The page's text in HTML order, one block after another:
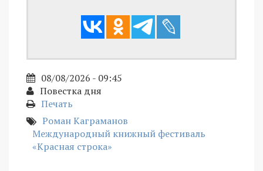
08/08/2026 - 09:45
Повестка дня
Печать
Роман Каграманов
Международный книжный фестиваль
«Красная строка»